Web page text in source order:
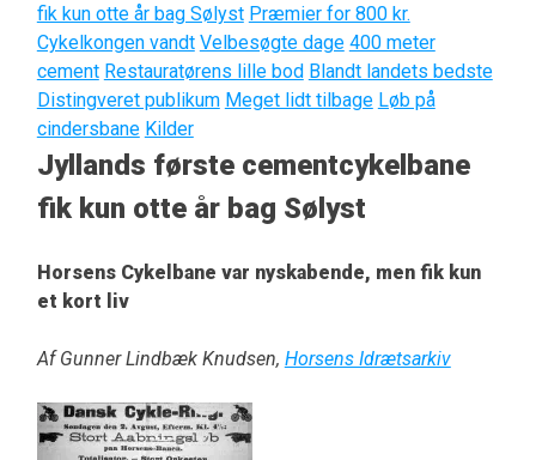
fik kun otte år bag Sølyst Præmier for 800 kr.
Cykelkongen vandt Velbesøgte dage 400 meter
cement Restauratørens lille bod Blandt landets bedste
Distingveret publikum Meget lidt tilbage Løb på
cindersbane Kilder
Jyllands første cementcykelbane
fik kun otte år bag Sølyst
Horsens Cykelbane var nyskabende, men fik kun
et kort liv
Af Gunner Lindbæk Knudsen, Horsens Idrætsarkiv